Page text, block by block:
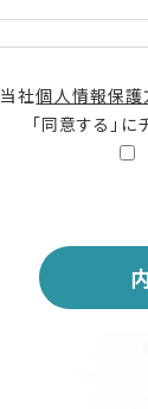
当社個人情報保護
「同意する」に